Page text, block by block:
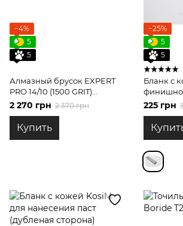
−4%
5
5
Алмазный брусок EXPERT
PRO 14/10 (1500 GRIT)
160*25*7 на бланках PDT
2 270 грн 2 370 грн
Купить
−25%
5
5
Бланк с
сторона)
225 грн